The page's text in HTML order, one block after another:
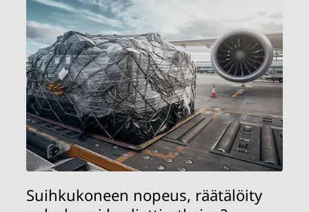
Suihkukoneen nopeus, räätälöity